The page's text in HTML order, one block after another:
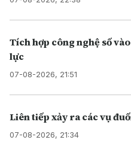
Tích hợp công nghệ số
lực
07-08-2026, 21:51
Liên tiếp xảy ra các vụ
07-08-2026, 21:34